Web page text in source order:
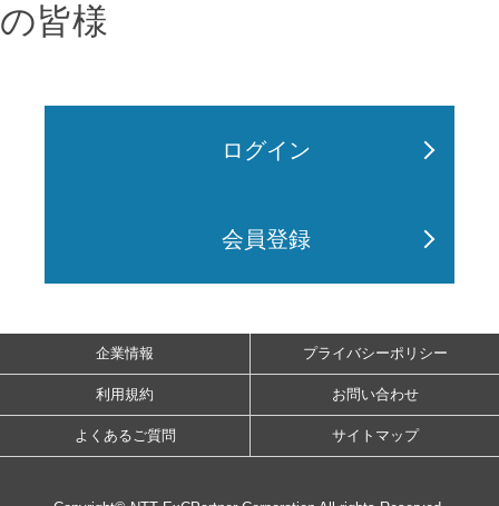
の皆様
ログイン
会員登録
企業情報 プライバシーポリシー
利用規約 お問い合わせ
よくあるご質問 サイトマップ